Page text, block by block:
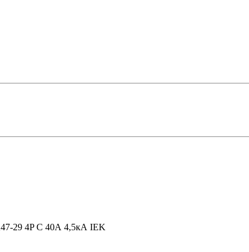
29 4P C 40А 4,5кА IEK